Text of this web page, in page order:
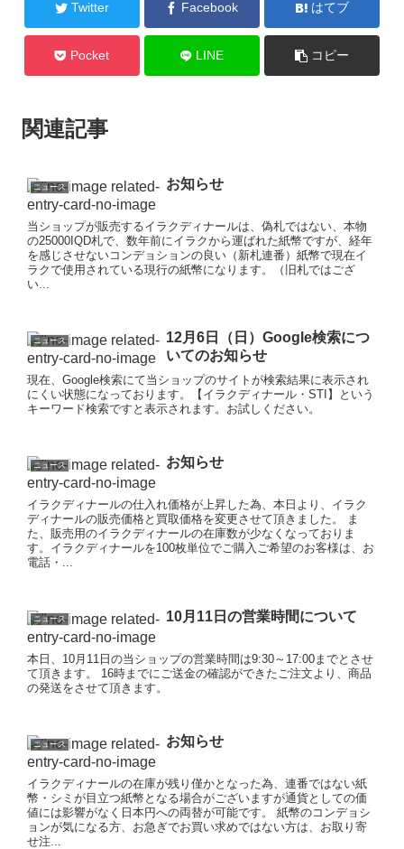
Twitter Facebook はてブ
Pocket LINE コピー
関連記事
ニュース お知らせ
当ショップが販売するイラクディナールは、偽札ではない、本物
の25000IQD札で、数年前にイラクから運ばれた紙幣ですが、経年
を感じさせないコンデョションの良い（新札連番）紙幣で現在イ
ラクで使用されている現行の紙幣になります。（旧札ではござ
い...
ニュース
12月6日（日）Google検索につ
いてのお知らせ
現在、Google検索にて当ショップのサイトが検索結果に表示され
にくい状態になっております。【イラクディナール・STI】という
キーワード検索ですと表示されます。お試しください。
ニュース お知らせ
イラクディナールの仕入れ価格が上昇した為、本日より、イラク
ディナールの販売価格と買取価格を変更させて頂きました。 ま
た、販売用のイラクディナールの在庫数が少なくなっておりま
す。イラクディナールを100枚単位でご購入ご希望のお客様は、お
電話・...
ニュース 10月11日の営業時間について
本日、10月11日の当ショップの営業時間は9:30～17:00までとさせ
て頂きます。 16時までにご送金の確認ができたご注文より、商品
の発送をさせて頂きます。
ニュース お知らせ
イラクディナールの在庫が残り僅かとなった為、連番ではない紙
幣・シミが目立つ紙幣となる場合がございますが通貨としての価
値には影響がなく日本円への両替が可能です。 紙幣のコンデョシ
ョンが気になる方、お急ぎでお買い求めではない方は、お取り寄
せ注...